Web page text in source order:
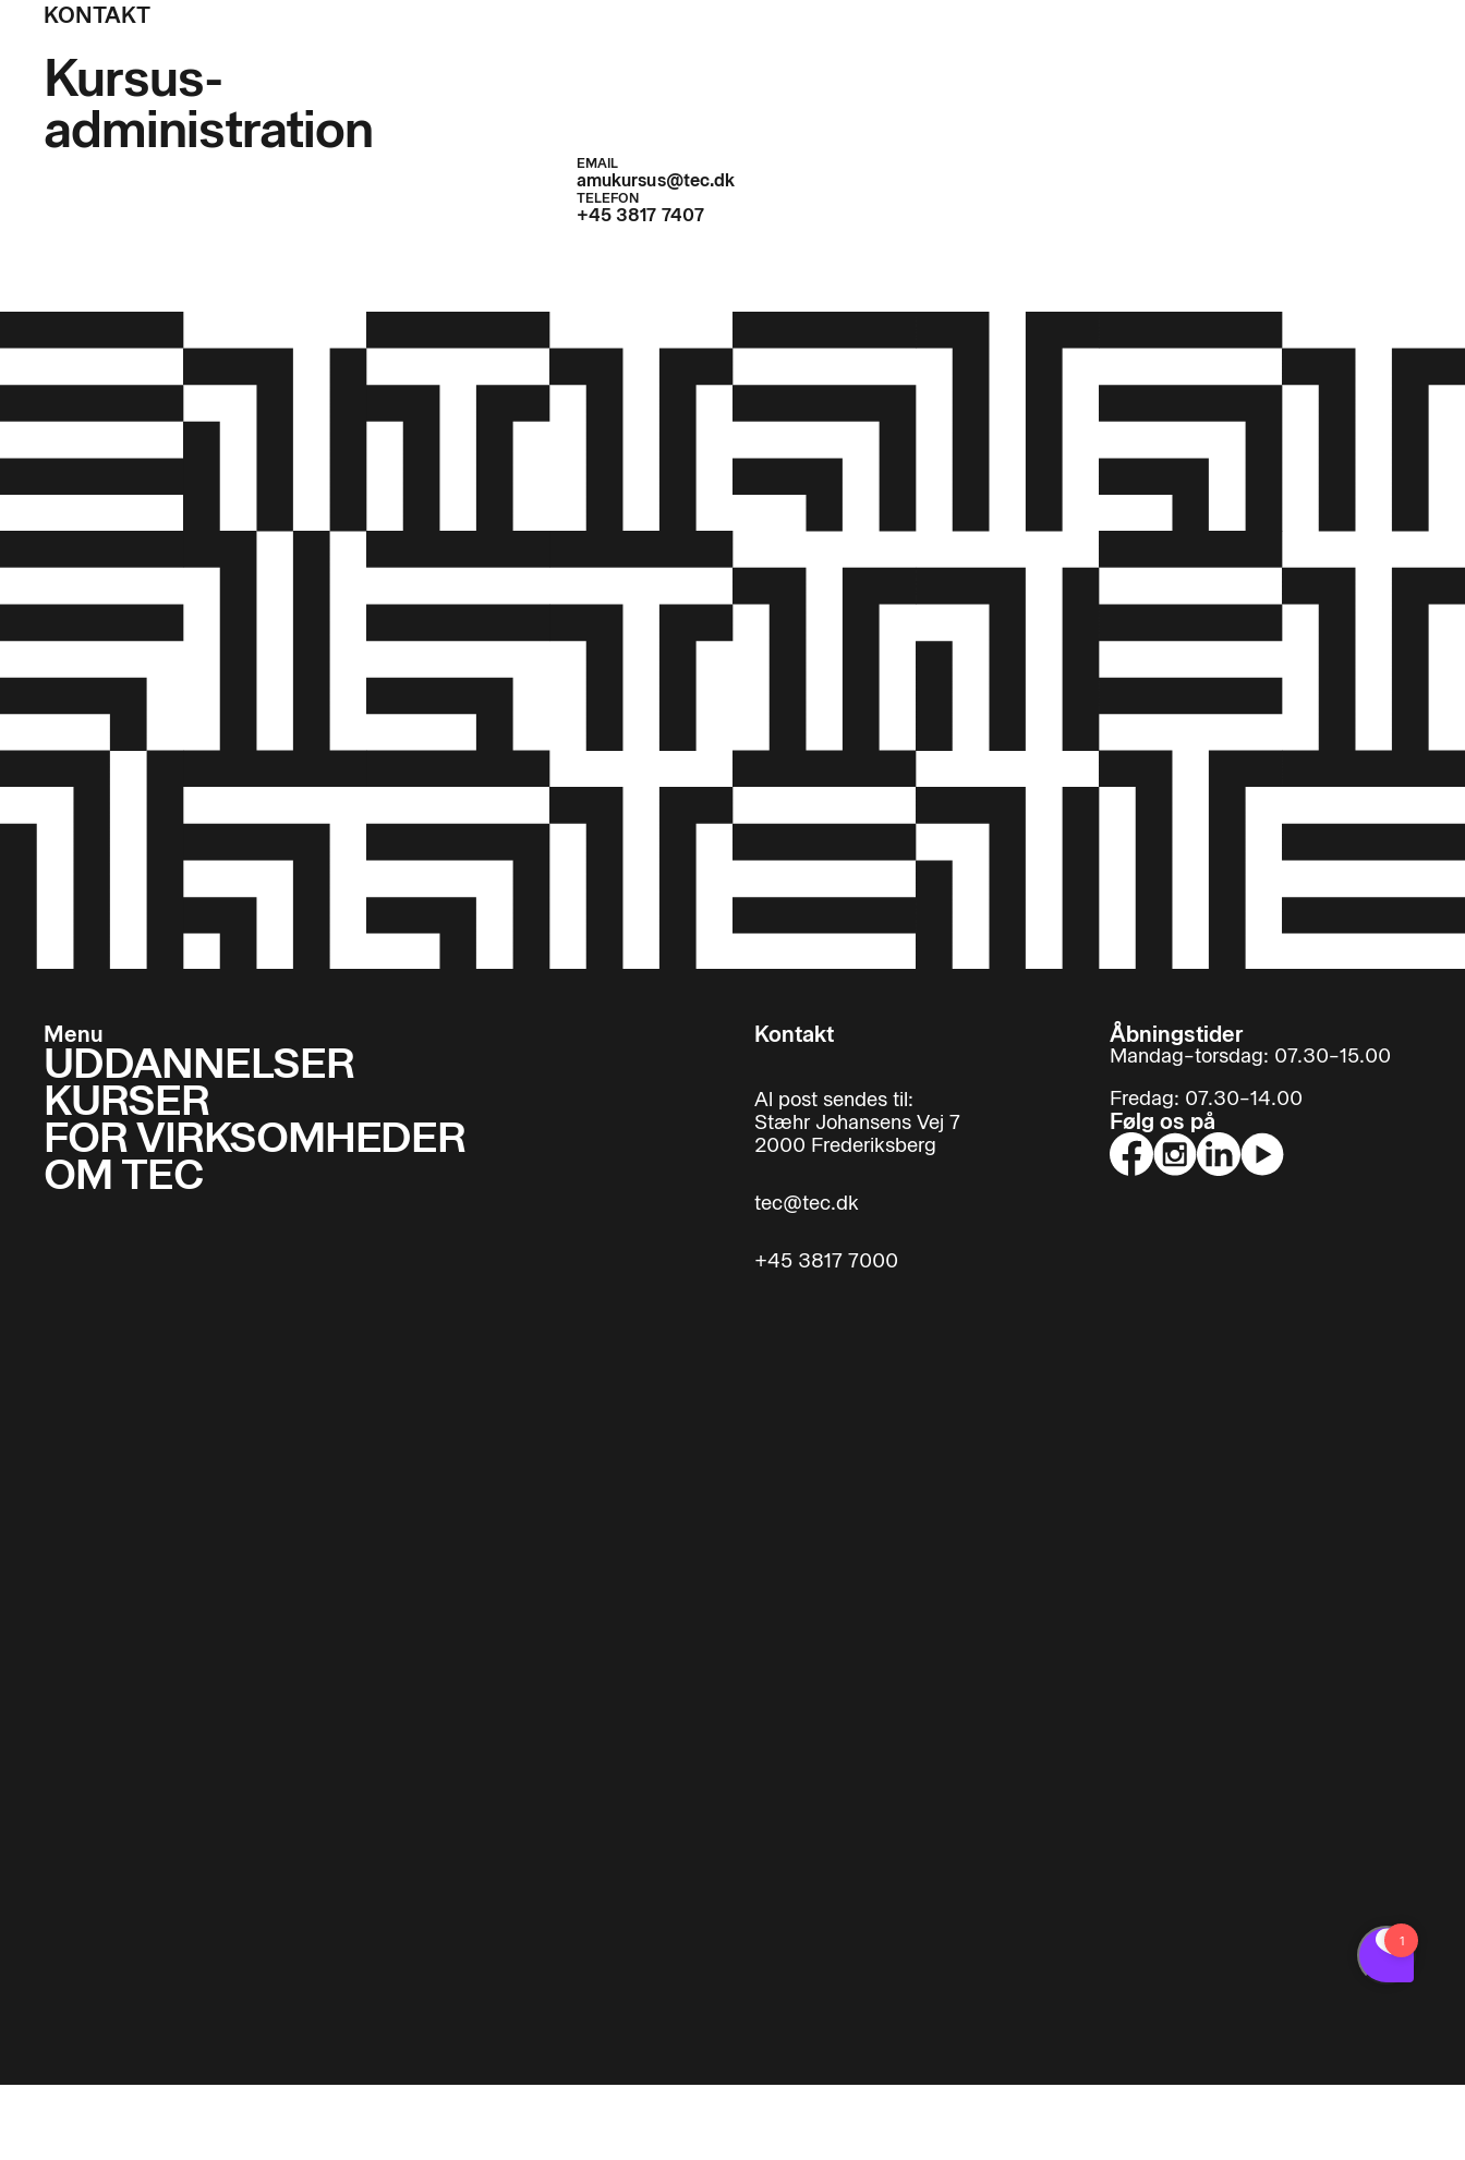
KONTAKT
Kursus-
administration
EMAIL
amukursus@tec.dk
TELEFON
+45 3817 7407
Menu
UDDANNELSER
KURSER
FOR VIRKSOMHEDER
OM TEC
Kontakt
Al post sendes til:
Stæhr Johansens Vej 7
2000 Frederiksberg
tec@tec.dk
+45 3817 7000
Åbningstider
Mandag–torsdag: 07.30–15.00
Fredag: 07.30–14.00
Følg os på